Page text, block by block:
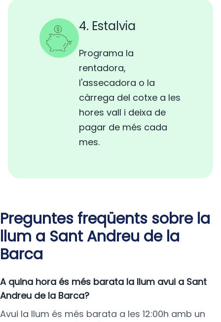
4. Estalvia
Programa la
rentadora,
l'assecadora o la
càrrega del cotxe a les
hores vall i deixa de
pagar de més cada
mes.
Preguntes freqüents sobre la
llum a Sant Andreu de la
Barca
A quina hora és més barata la llum avui a Sant
Andreu de la Barca?
Avui la llum és més barata a les 12:00h amb un